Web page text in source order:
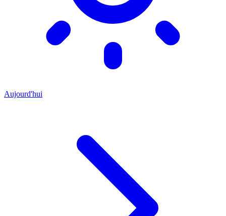
Aujourd'hui